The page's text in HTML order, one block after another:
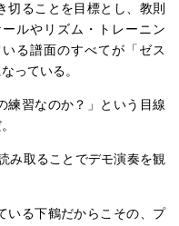
切ることを目標とし、教則
ルやリズム・トレーニン
る譜面のすべてが「ゼス
っている。
練習なのか？」という目線
み取ることでデモ演奏を観
いる下鶴だからこその、プ